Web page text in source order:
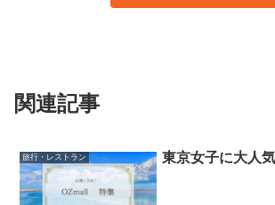
関連記事
旅行・レストラン 東京女子に大人